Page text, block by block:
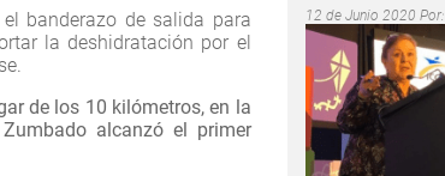
banderazo de salida para
la deshidratación por el
de los 10 kilómetros, en la
alcanzó el primer
12 de Junio 2020 Por: